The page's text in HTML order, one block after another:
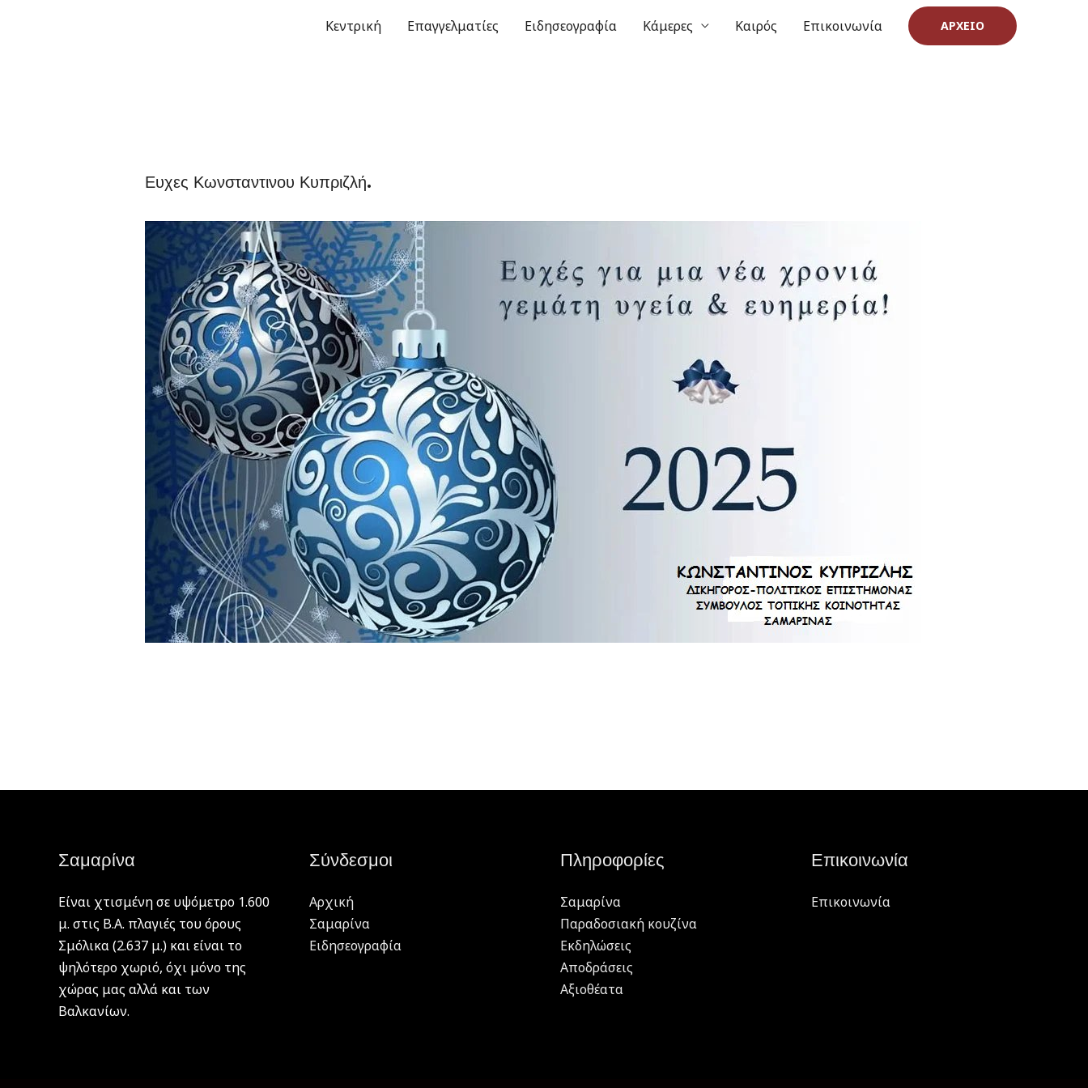
Κεντρική Επαγγελματίες Ειδησεογραφία Κάμερες Καιρός Επικοινωνία ΑΡΧΕΊΟ
Ευχες Κωνσταντινου Κυπριζλή.
Σαμαρίνα
Είναι χτισμένη σε υψόμετρο 1.600
μ. στις Β.Α. πλαγιές του όρους
Σμόλικα (2.637 μ.) και είναι το
ψηλότερο χωριό, όχι μόνο της
χώρας μας αλλά και των
Βαλκανίων.
Σύνδεσμοι
Αρχική
Σαμαρίνα
Ειδησεογραφία
Πληροφορίες
Σαμαρίνα
Παραδοσιακή κουζίνα
Εκδηλώσεις
Αποδράσεις
Αξιοθέατα
Επικοινωνία
Επικοινωνία